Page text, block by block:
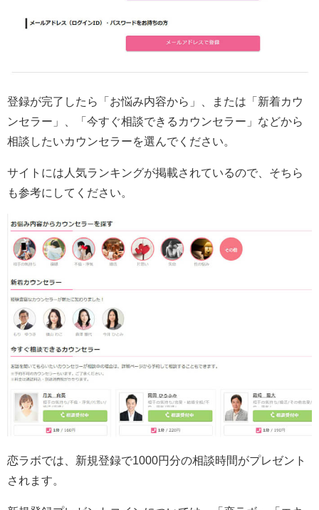
登録が完了したら「お悩み内容から」、または「新着カウ
ンセラー」、「今すぐ相談できるカウンセラー」などから
相談したいカウンセラーを選んでください。
サイトには人気ランキングが掲載されているので、そちら
も参考にしてください。
恋ラボでは、新規登録で1000円分の相談時間がプレゼント
されます。